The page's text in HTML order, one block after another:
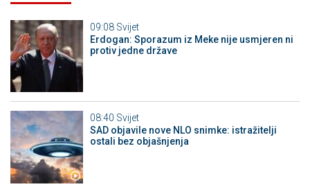
09:08 Svijet
Erdogan: Sporazum iz Meke nije usmjeren ni
protiv jedne države
08:40 Svijet
SAD objavile nove NLO snimke: istražitelji
ostali bez objašnjenja